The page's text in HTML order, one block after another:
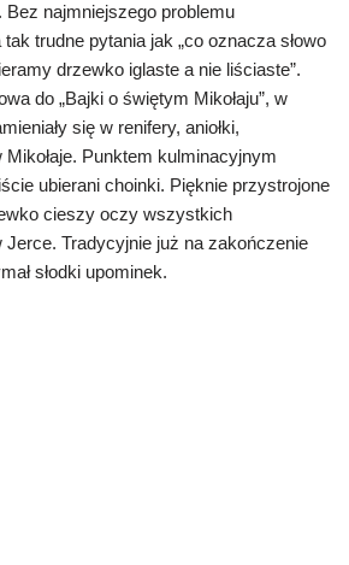
najmniejszego problemu
tak trudne pytania jak „co oznacza słowo
drzewko iglaste a nie liściaste”.
do „Bajki o świętym Mikołaju”, w
się w renifery, aniołki,
Punktem kulminacyjnym
ubierani choinki. Pięknie przystrojone
cieszy oczy wszystkich
Jerce. Tradycyjnie już na zakończenie
słodki upominek.